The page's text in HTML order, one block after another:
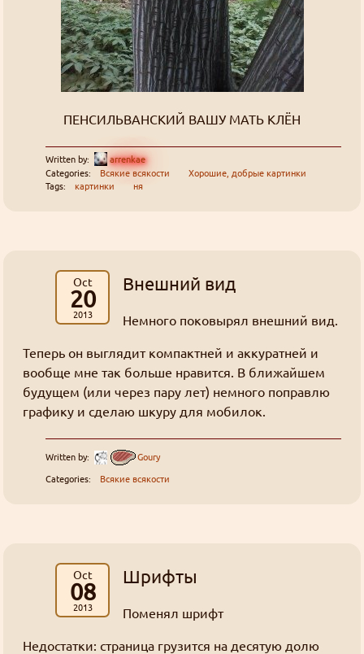
ПЕНСИЛЬВАНСКИЙ ВАШУ МАТЬ КЛЁН
Written by:
arrenkae
Categories:
Всякие всякости
Хорошие, добрые картинки
Tags:
картинки ня
Oct
20
2013
Внешний вид
Немного поковырял внешний вид.
Теперь он выглядит компактней и аккуратней и
вообще мне так больше нравится. В ближайшем
будущем (или через пару лет) немного поправлю
графику и сделаю шкуру для мобилок.
Written by:
Goury
Categories:
Всякие всякости
Oct
08
2013
Шрифты
Поменял шрифт
Недостатки: страница грузится на десятую долю